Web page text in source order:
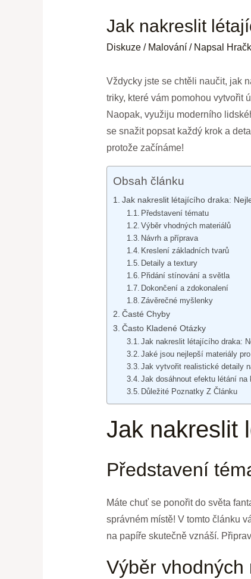
Jak nakreslit
Diskuze / Malování/ Napsal
Vždycky jste se chtěli naučit, jak
triky, které vám pomohou vytvořit
Naopak, využiju moderního
se snažit popsat každý krok a
protože začínáme!
Obsah článku
Jak nakreslit létajícího draka:
Představení tématu
Výběr vhodných materiálů
Návrh a příprava
Kreslení základních tvarů
Detaily a textury
Přidání stínování a světla
Dokončení a zdokonalení
Závěrečné myšlenky
Časté Chyby
Často Kladené Otázky
Jak nakreslit létajícího draka:
Jaké jsou nejlepší materiály
Jak vytvořit realistické detaily
Jak dosáhnout efektu létání
Důležité Poznatky Z Článku
Jak nakreslit
Představení
Máte chuť se ponořit do světa
správném místě! V tomto článku
na papíře skutečně vznáší.
Výběr vhodných